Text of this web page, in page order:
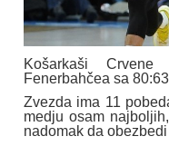
Košarkaši
Fenerbahčea sa
Zvezda ima 11
medju osam
nadomak da